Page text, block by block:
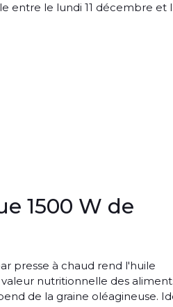
entre le lundi 11 décembre et
1500 W de
presse à chaud rend l'huile
nutritionnelle des
de la graine oléagineuse.